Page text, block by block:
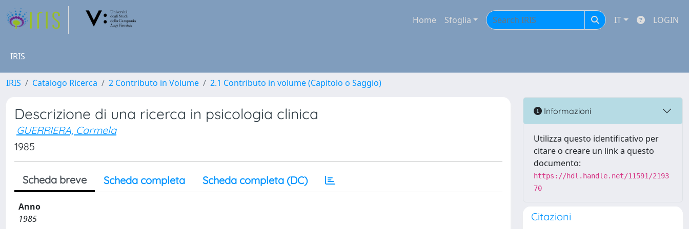
Home Sfoglia IT LOGIN
IRIS
IRIS Catalogo Ricerca 2 Contributo in Volume 2.1 Contributo in volume (Capitolo o Saggio)
Descrizione di una ricerca in psicologia clinica
GUERRIERA, Carmela
1985
Scheda breve Scheda completa Scheda completa (DC)
Anno
1985
Informazioni
Utilizza questo identificativo per
citare o creare un link a questo
documento:
https://hdl.handle.net/11591/2193
70
Citazioni